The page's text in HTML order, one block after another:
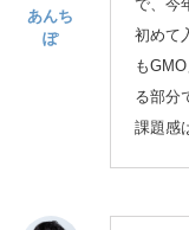
あんち
ぽ
で、今
初めて
も
る部分
課題感